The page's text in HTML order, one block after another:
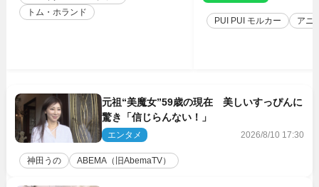
トム・ホランド
PUI PUI モルカー アニ
元祖“美魔女”59歳の現在 美しいすっぴんに
驚き「信じらんない！」
エンタメ 2026/8/10 17:30
神田うの ABEMA（旧AbemaTV）